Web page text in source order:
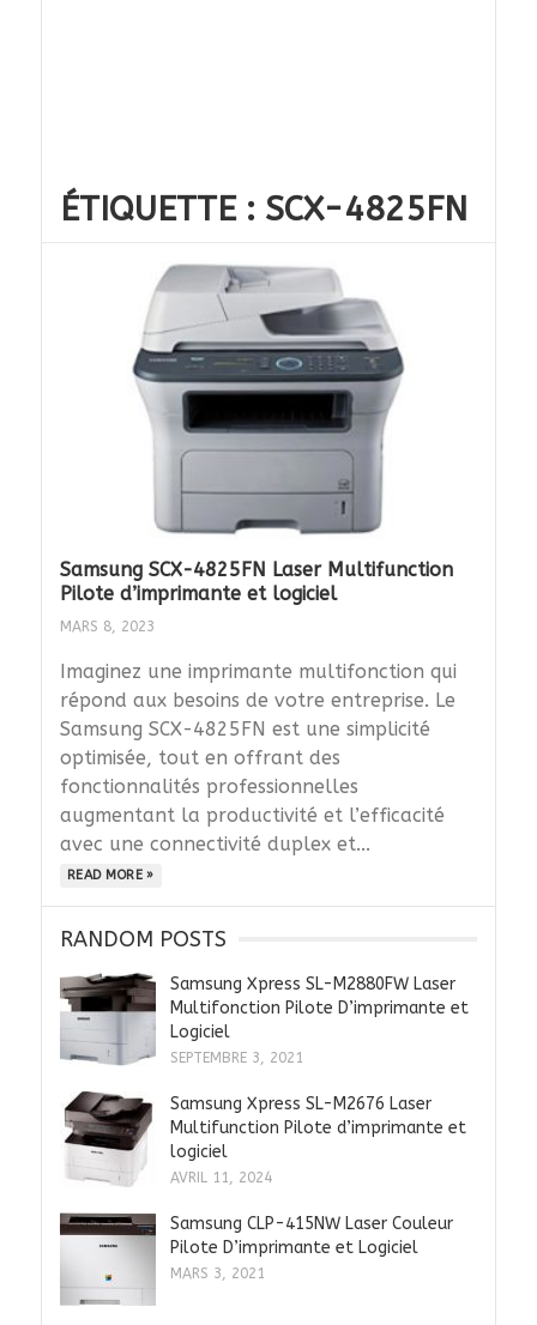
ÉTIQUETTE : SCX-4825FN
Samsung SCX-4825FN Laser Multifunction
Pilote d’imprimante et logiciel
MARS 8, 2023
Imaginez une imprimante multifonction qui
répond aux besoins de votre entreprise. Le
Samsung SCX-4825FN est une simplicité
optimisée, tout en offrant des
fonctionnalités professionnelles
augmentant la productivité et l’efficacité
avec une connectivité duplex et...
READ MORE »
RANDOM POSTS
Samsung Xpress SL-M2880FW Laser
Multifonction Pilote D’imprimante et
Logiciel
SEPTEMBRE 3, 2021
Samsung Xpress SL-M2676 Laser
Multifunction Pilote d’imprimante et
logiciel
AVRIL 11, 2024
Samsung CLP-415NW Laser Couleur
Pilote D’imprimante et Logiciel
MARS 3, 2021